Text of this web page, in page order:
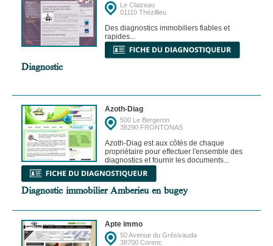
Le Claizeau
01110 Thézillieu
Des diagnostics immobiliers fiables et
rapides...
Diagnostic
Azoth-Diag
500 Le Bergeron
38290 FRONTONAS
Azoth-Diag est aux côtés de chaque
propriétaire pour effectuer l'ensemble des
diagnostics et fournir les documents...
Diagnostic immobilier Amberieu en bugey
Apte immo
50 Avenue du Grésivauda
38700 Corenc